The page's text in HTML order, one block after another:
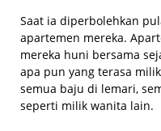
Saat ia diperbolehkan
apartemen mereka.
mereka huni bersama
apa pun yang terasa
semua baju di lemari,
seperti milik wanita lain.